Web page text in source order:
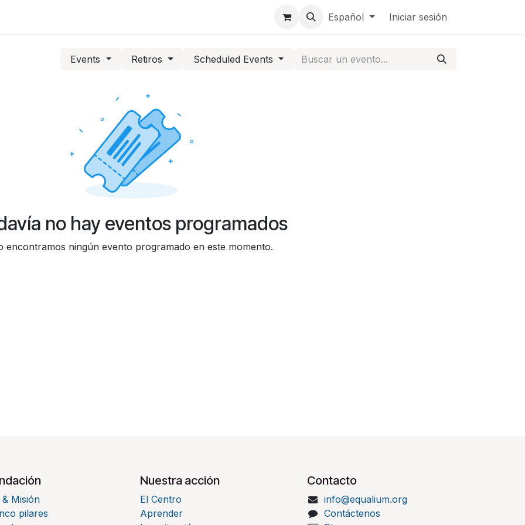
Español Iniciar sesión
Events Retiros Scheduled Events
no hay eventos programados
encontramos ningún evento programado en este momento.
Misión
pilares
Nuestra acción
El Centro
Aprender
Contacto
info@equalium.org
Contáctenos